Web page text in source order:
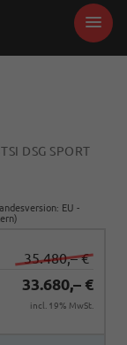
DSG SPORT
EU -
35.480,– €
33.680,– €
incl. 19% MwSt.